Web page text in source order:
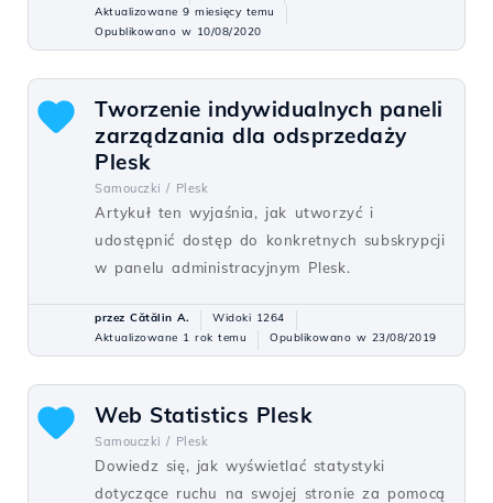
Aktualizowane 9 miesięcy temu
Opublikowano w 10/08/2020
Tworzenie indywidualnych paneli
zarządzania dla odsprzedaży
Plesk
Samouczki / Plesk
Artykuł ten wyjaśnia, jak utworzyć i
udostępnić dostęp do konkretnych subskrypcji
w panelu administracyjnym Plesk.
przez Cătălin A.
Widoki 1264
Aktualizowane 1 rok temu
Opublikowano w 23/08/2019
Web Statistics Plesk
Samouczki / Plesk
Dowiedz się, jak wyświetlać statystyki
dotyczące ruchu na swojej stronie za pomocą